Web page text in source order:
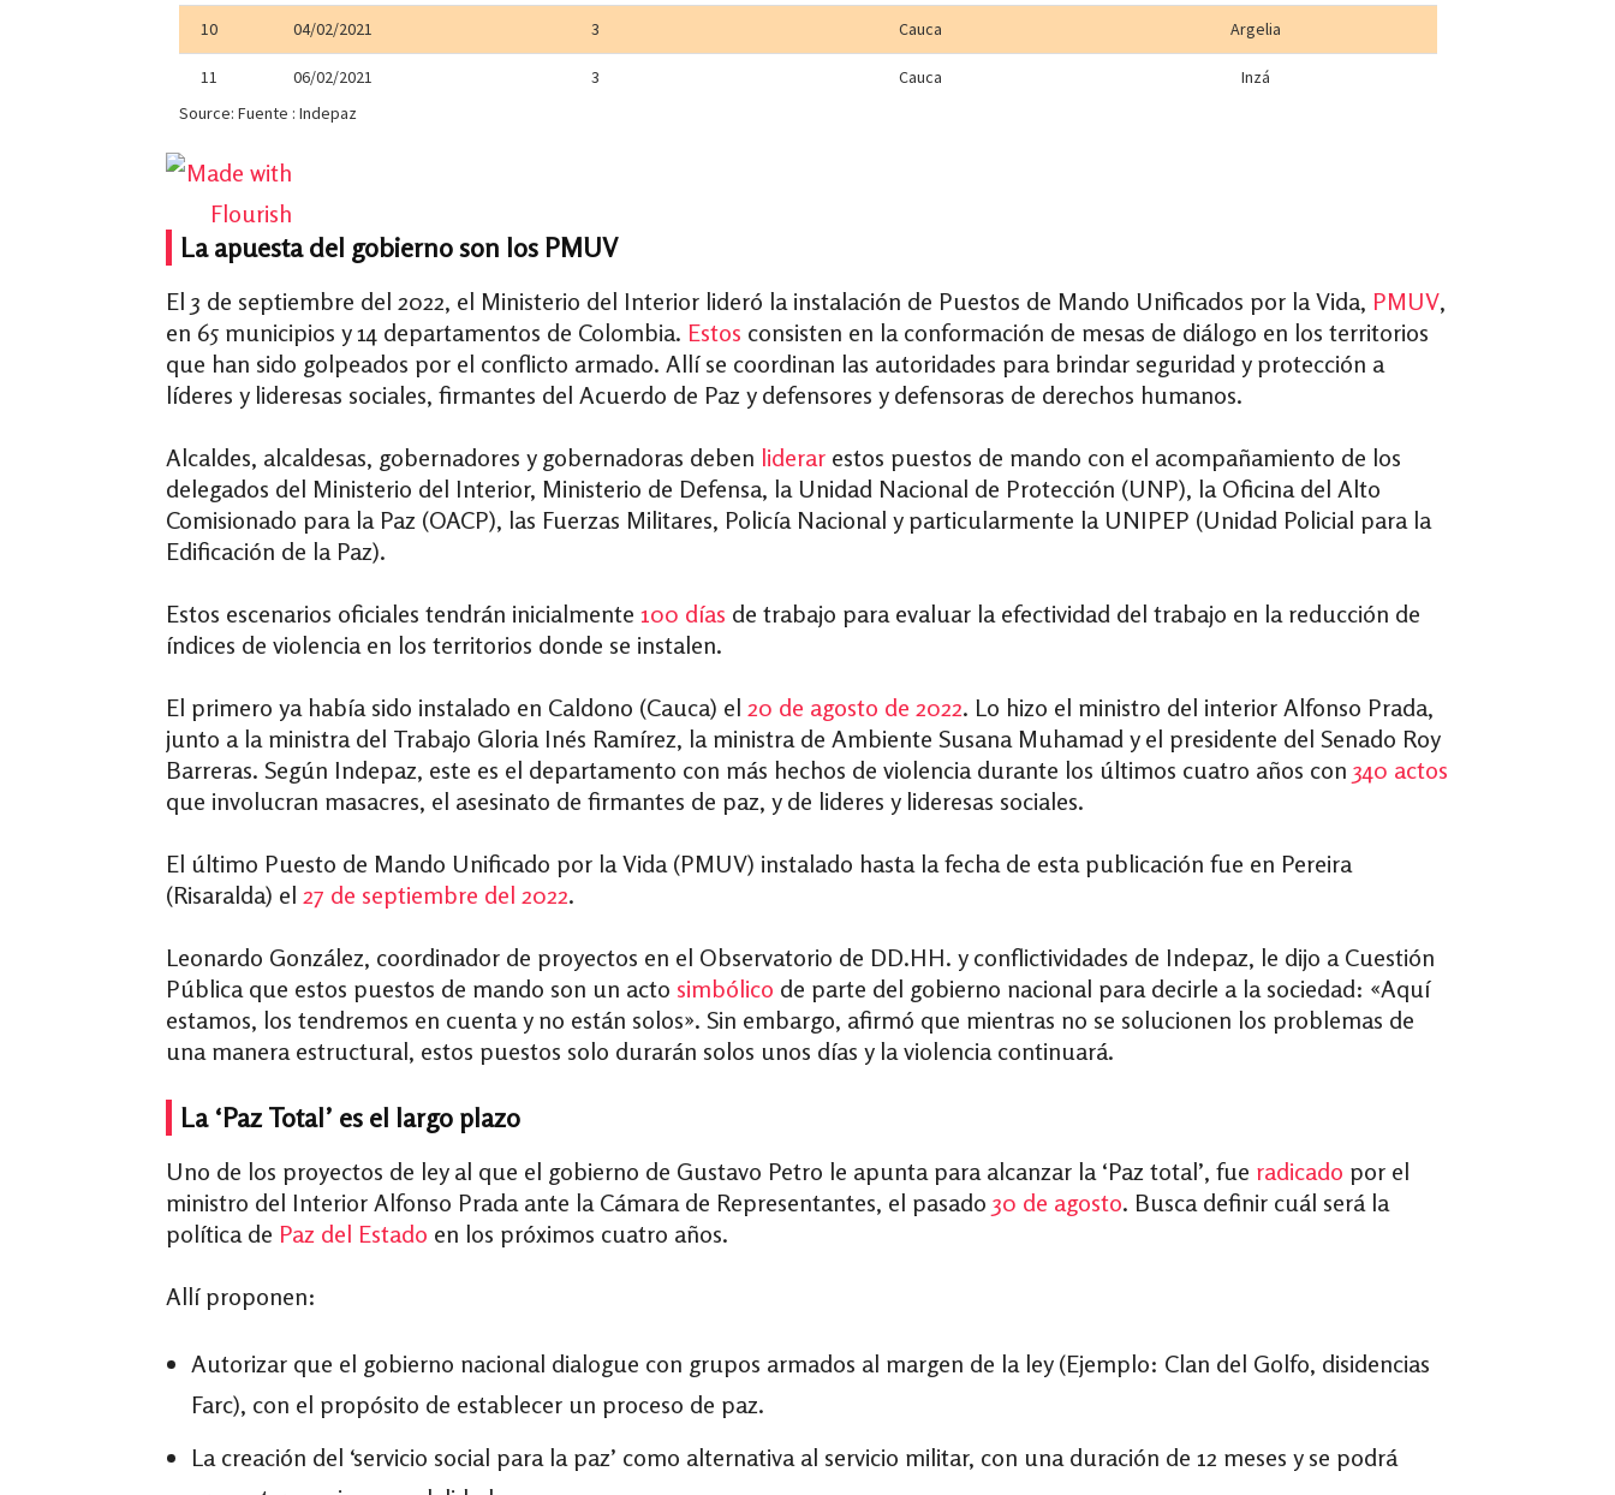
La apuesta del gobierno son los PMUV
El 3 de septiembre del 2022, el Ministerio del Interior lideró la instalación de Puestos de Mando Unificados por la Vida, PMUV,
en 65 municipios y 14 departamentos de Colombia. Estos consisten en la conformación de mesas de diálogo en los territorios
que han sido golpeados por el conflicto armado. Allí se coordinan las autoridades para brindar seguridad y protección a
líderes y lideresas sociales, firmantes del Acuerdo de Paz y defensores y defensoras de derechos humanos.
Alcaldes, alcaldesas, gobernadores y gobernadoras deben liderar estos puestos de mando con el acompañamiento de los
delegados del Ministerio del Interior, Ministerio de Defensa, la Unidad Nacional de Protección (UNP), la Oficina del Alto
Comisionado para la Paz (OACP), las Fuerzas Militares, Policía Nacional y particularmente la UNIPEP (Unidad Policial para la
Edificación de la Paz).
Estos escenarios oficiales tendrán inicialmente 100 días de trabajo para evaluar la efectividad del trabajo en la reducción de
índices de violencia en los territorios donde se instalen.
El primero ya había sido instalado en Caldono (Cauca) el 20 de agosto de 2022. Lo hizo el ministro del interior Alfonso Prada,
junto a la ministra del Trabajo Gloria Inés Ramírez, la ministra de Ambiente Susana Muhamad y el presidente del Senado Roy
Barreras. Según Indepaz, este es el departamento con más hechos de violencia durante los últimos cuatro años con 340 actos
que involucran masacres, el asesinato de firmantes de paz, y de lideres y lideresas sociales.
El último Puesto de Mando Unificado por la Vida (PMUV) instalado hasta la fecha de esta publicación fue en Pereira
(Risaralda) el 27 de septiembre del 2022.
Leonardo González, coordinador de proyectos en el Observatorio de DD.HH. y conflictividades de Indepaz, le dijo a Cuestión
Pública que estos puestos de mando son un acto simbólico de parte del gobierno nacional para decirle a la sociedad: «Aquí
estamos, los tendremos en cuenta y no están solos». Sin embargo, afirmó que mientras no se solucionen los problemas de
una manera estructural, estos puestos solo durarán solos unos días y la violencia continuará.
La ‘Paz Total’ es el largo plazo
Uno de los proyectos de ley al que el gobierno de Gustavo Petro le apunta para alcanzar la ‘Paz total’, fue radicado por el
ministro del Interior Alfonso Prada ante la Cámara de Representantes, el pasado 30 de agosto. Busca definir cuál será la
política de Paz del Estado en los próximos cuatro años.
Allí proponen:
Autorizar que el gobierno nacional dialogue con grupos armados al margen de la ley (Ejemplo: Clan del Golfo, disidencias
Farc), con el propósito de establecer un proceso de paz.
La creación del ‘servicio social para la paz’ como alternativa al servicio militar, con una duración de 12 meses y se podrá